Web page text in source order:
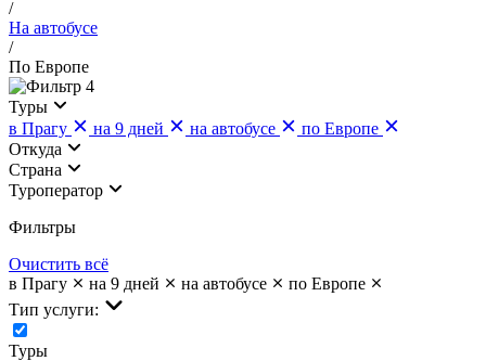
/
На автобусе
/
По Европе
4
Туры
в Прагу
на 9 дней на автобусе
по Европе
Откуда
Страна
Туроператор
Фильтры
Очистить всё
в Прагу
на 9 дней на автобусе
по Европе
Тип услуги:
Туры